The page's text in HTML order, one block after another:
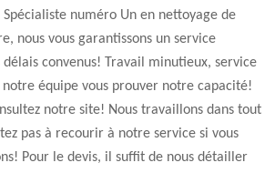
numéro Un en nettoyage de
nous vous garantissons un service
délais convenus! Travail minutieux, service
équipe vous prouver notre capacité!
notre site! Nous travaillons dans tout
pas à recourir à notre service si vous
Pour le devis, il suffit de nous détailler